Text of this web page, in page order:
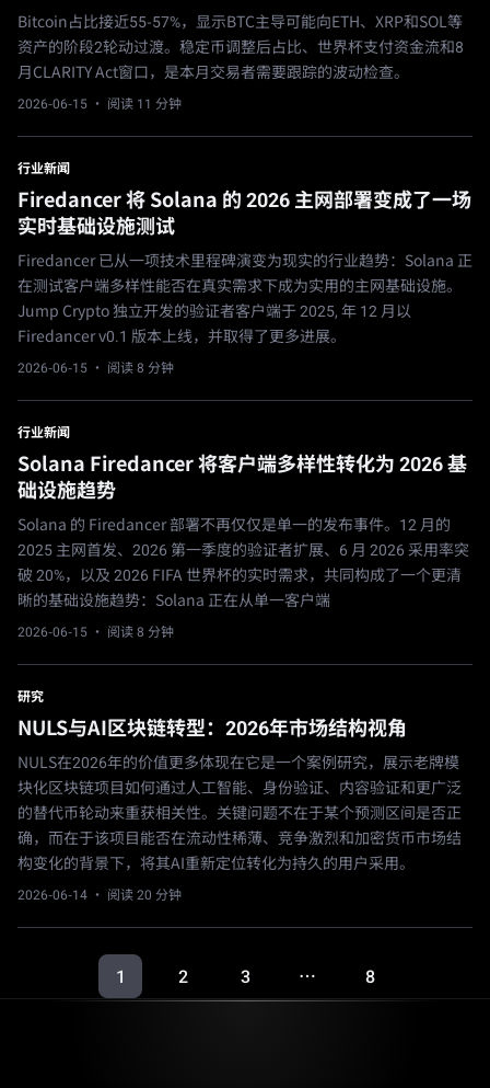
Bitcoin占比接近55-57%，显示BTC主导可能向ETH、XRP和SOL等
资产的阶段2轮动过渡。稳定币调整后占比、世界杯支付资金流和8
月CLARITY Act窗口，是本月交易者需要跟踪的波动检查。
2026-06-15 · 阅读 11 分钟
行业新闻
Firedancer 将 Solana 的 2026 主网部署变成了一场
实时基础设施测试
Firedancer 已从一项技术里程碑演变为现实的行业趋势：Solana 正
在测试客户端多样性能否在真实需求下成为实用的主网基础设施。
Jump Crypto 独立开发的验证者客户端于 2025, 年 12 月以
Firedancer v0.1 版本上线，并取得了更多进展。
2026-06-15 · 阅读 8 分钟
行业新闻
Solana Firedancer 将客户端多样性转化为 2026 基
础设施趋势
Solana 的 Firedancer 部署不再仅仅是单一的发布事件。12 月的
2025 主网首发、2026 第一季度的验证者扩展、6 月 2026 采用率突
破 20%，以及 2026 FIFA 世界杯的实时需求，共同构成了一个更清
晰的基础设施趋势：Solana 正在从单一客户端
2026-06-15 · 阅读 8 分钟
研究
NULS与AI区块链转型：2026年市场结构视角
NULS在2026年的价值更多体现在它是一个案例研究，展示老牌模
块化区块链项目如何通过人工智能、身份验证、内容验证和更广泛
的替代币轮动来重获相关性。关键问题不在于某个预测区间是否正
确，而在于该项目能否在流动性稀薄、竞争激烈和加密货币市场结
构变化的背景下，将其AI重新定位转化为持久的用户采用。
2026-06-14 · 阅读 20 分钟
1 2 3 … 8